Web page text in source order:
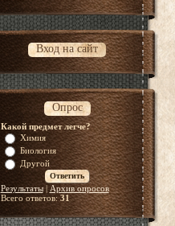
Вход на сайт
Опрос
Какой предмет легче?
Химия
Биология
Другой
Результаты|Архив опросов
Всего ответов:31